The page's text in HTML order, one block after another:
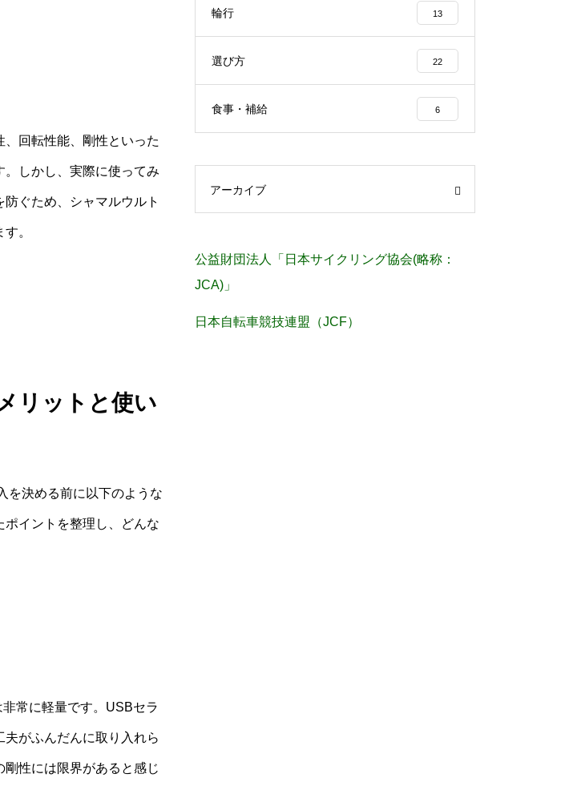
回転性能、剛性といった
しかし、実際に使ってみ
ぐため、シャマルウルト
。
リットと使い
を決める前に以下のような
イントを整理し、どんな
常に軽量です。USBセラ
がふんだんに取り入れら
性には限界があると感じ
輪行 13
選び方 22
食事・補給 6
アーカイブ
公益財団法人「日本サイクリング協会(略称：
JCA)」
日本自転車競技連盟（JCF）